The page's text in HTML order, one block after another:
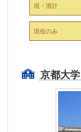
現・浪計
現役のみ
京都大学